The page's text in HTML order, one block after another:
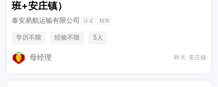
班+安庄镇）
泰安易航运输有限公司 认证 核验
学历不限 经验不限 5人
母经理 昨天 安庄镇